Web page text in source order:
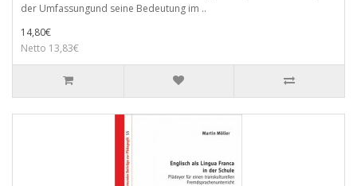
der Umfassungund seine Bedeutung im ..
14,80€
Netto 13,83€